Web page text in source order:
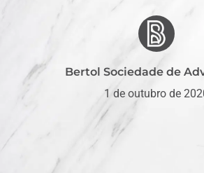
Bertol Sociedade de
1 de outubro de